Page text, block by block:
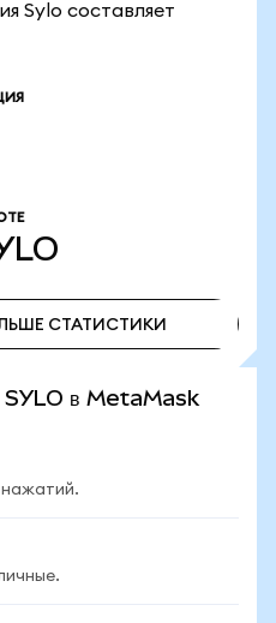
Sylo составляет
СТАТИСТИКИ
SYLO в MetaMask
нажатий.